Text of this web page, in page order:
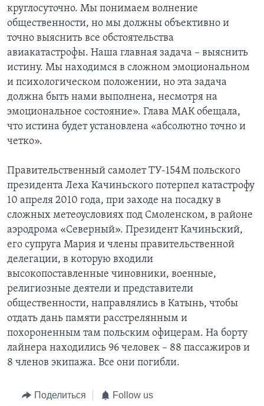
круглосуточно. Мы понимаем волнение
общественности, но мы должны объективно и
точно выяснить все обстоятельства
авиакатастрофы. Наша главная задача – выяснить
истину. Мы находимся в сложном эмоциональном
и психологическом положении, но эта задача
должна быть нами выполнена, несмотря на
эмоциональное состояние». Глава МАК обещала,
что истина будет установлена «абсолютно точно и
четко».
Правительственный самолет ТУ-154М польского
президента Леха Качиньского потерпел катастрофу
10 апреля 2010 года, при заходе на посадку в
сложных метеоусловиях под Смоленском, в районе
аэродрома «Северный». Президент Качиньский,
его супруга Мария и члены правительственной
делегации, в которую входили
высокопоставленные чиновники, военные,
религиозные деятели и представители
общественности, направлялись в Катынь, чтобы
отдать дань памяти расстрелянным и
похороненным там польским офицерам. На борту
лайнера находились 96 человек – 88 пассажиров и
8 членов экипажа. Все они погибли.
Поделиться Follow us